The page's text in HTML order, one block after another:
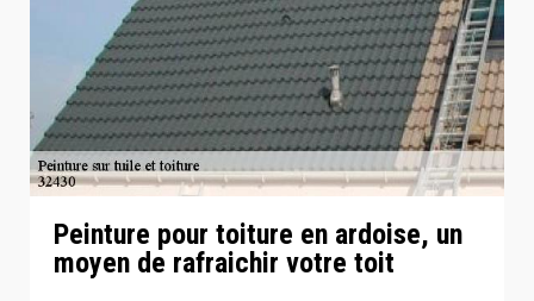
Peinture pour toiture en ardoise, un
moyen de rafraichir votre toit